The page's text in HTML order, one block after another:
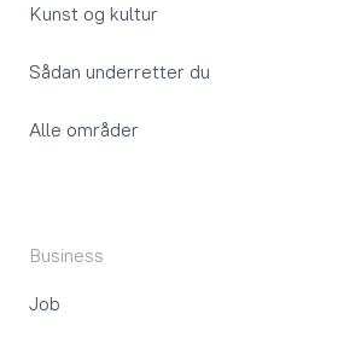
Kunst og kultur
Sådan underretter du
Alle områder
Business
Job